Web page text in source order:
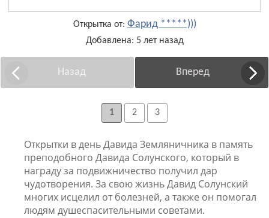
Открытка от: Фарид *****)))
Добавлена: 5 лет назад
Назад Вперед
1 2 3
Открытки в день Давида Земляничника в память
преподобного Давида Солунского, который в
награду за подвижничество получил дар
чудотворения. За свою жизнь Давид Солунский
многих исцелил от болезней, а также он помогал
людям душеспасительными советами.